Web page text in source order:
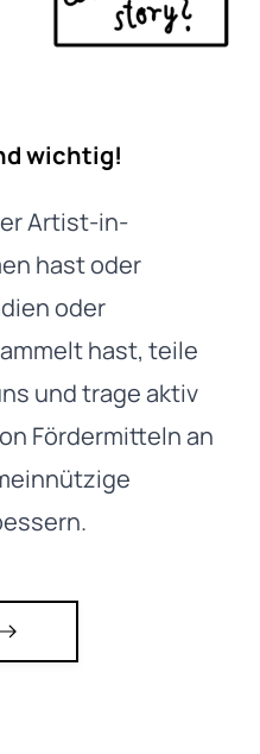
wichtig!
Artist-in-
hast oder
oder
hast, teile
und trage aktiv
Fördermitteln an